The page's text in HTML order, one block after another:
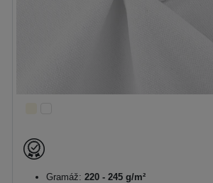
Gramáž: 220 - 245 g/m²